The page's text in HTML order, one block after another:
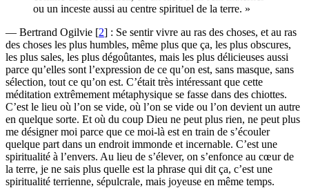
ou un inceste aussi au centre spirituel de la terre. »
— Bertrand Ogilvie [2] : Se sentir vivre au ras des choses, et au ras
des choses les plus humbles, même plus que ça, les plus obscures,
les plus sales, les plus dégoûtantes, mais les plus délicieuses aussi
parce qu’elles sont l’expression de ce qu’on est, sans masque, sans
sélection, tout ce qu’on est. C’était très intéressant que cette
méditation extrêmement métaphysique se fasse dans des chiottes.
C’est le lieu où l’on se vide, où l’on se vide ou l’on devient un autre
en quelque sorte. Et où du coup Dieu ne peut plus rien, ne peut plus
me désigner moi parce que ce moi-là est en train de s’écouler
quelque part dans un endroit immonde et incernable. C’est une
spiritualité à l’envers. Au lieu de s’élever, on s’enfonce au cœur de
la terre, je ne sais plus quelle est la phrase qui dit ça, c’est une
spiritualité terrienne, sépulcrale, mais joyeuse en même temps.